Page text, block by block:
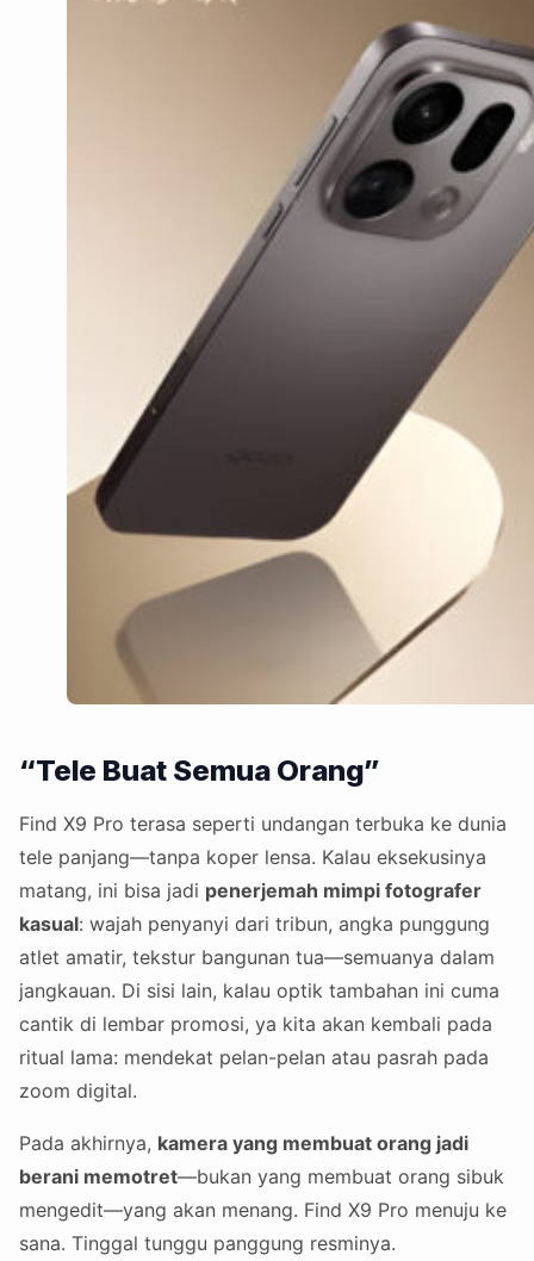
“Tele Buat Semua Orang”
Find X9 Pro terasa seperti undangan terbuka ke dunia
tele panjang—tanpa koper lensa. Kalau eksekusinya
matang, ini bisa jadi penerjemah mimpi fotografer
kasual: wajah penyanyi dari tribun, angka punggung
atlet amatir, tekstur bangunan tua—semuanya dalam
jangkauan. Di sisi lain, kalau optik tambahan ini cuma
cantik di lembar promosi, ya kita akan kembali pada
ritual lama: mendekat pelan-pelan atau pasrah pada
zoom digital.
Pada akhirnya, kamera yang membuat orang jadi
berani memotret—bukan yang membuat orang sibuk
mengedit—yang akan menang. Find X9 Pro menuju ke
sana. Tinggal tunggu panggung resminya.